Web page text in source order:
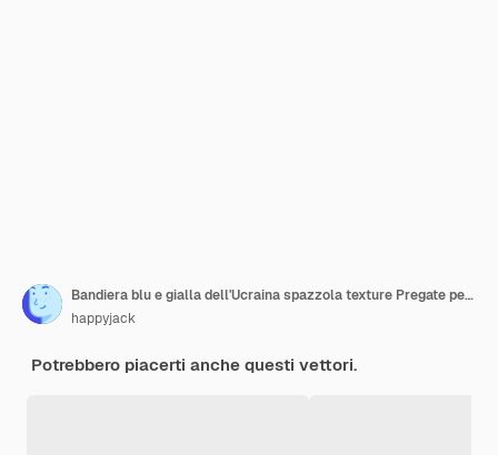
Bandiera blu e gialla dell'Ucraina spazzola texture Pregate per l'Ucraina Stop war Illustrazione disegnata a mano vettoriale
happyjack
Potrebbero piacerti anche questi vettori.